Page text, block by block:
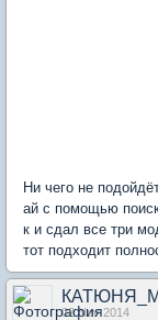
Ни чего не
ай с помощью
к и сдал все три
тот подходит
02 Nov 2014